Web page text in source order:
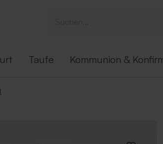
Taufe Kommunion &